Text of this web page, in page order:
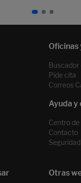
Buscador
Pide cita
Correos
Centro de
Contacto
Seguridad